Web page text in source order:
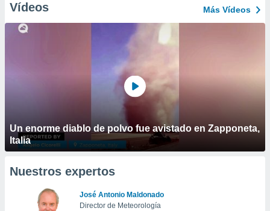
Vídeos Más Vídeos
Un enorme diablo de polvo fue avistado en Zapponeta,
Italia
Nuestros expertos
José Antonio Maldonado
Director de Meteorología